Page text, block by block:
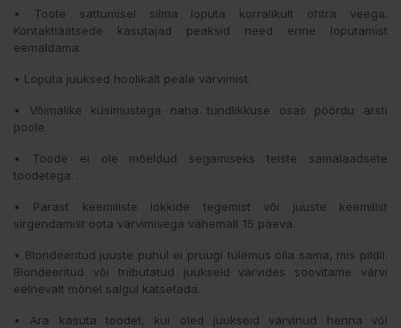
• Toote sattumisel silma loputa korralikult ohtra veega.
Kontaktläätsede kasutajad peaksid need enne loputamist
eemaldama.
• Loputa juuksed hoolikalt peale värvimist.
• Võimalike küsimustega naha tundlikkuse osas pöördu arsti
poole.
• Toode ei ole mõeldud segamiseks teiste samalaadsete
toodetega.
• Pärast keemiliste lokkide tegemist või juuste keemilist
sirgendamist oota värvimisega vähemalt 15 päeva.
• Blondeeritud juuste puhul ei pruugi tulemus olla sama, mis pildil.
Blondeeritud või triibutatud juukseid värvides soovitame värvi
eelnevalt mõnel salgul katsetada.
• Ära kasuta toodet, kui oled juukseid värvinud henna või